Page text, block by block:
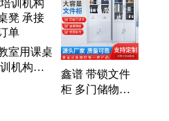
室用课桌
机构学
鑫谱 带锁文件
柜 多门储物柜